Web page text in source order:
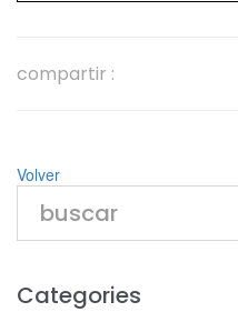
compartir :
Volver
Categories